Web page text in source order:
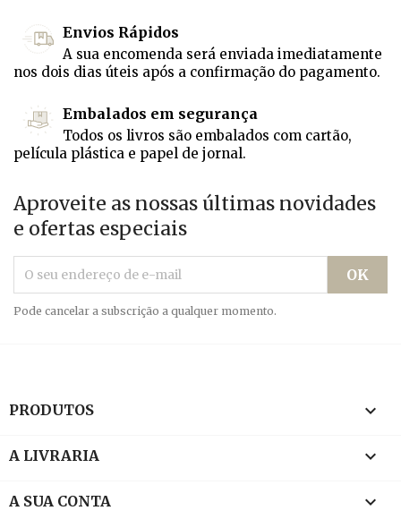
Envios Rápidos
A sua encomenda será enviada imediatamente
nos dois dias úteis após a confirmação do pagamento.
Embalados em segurança
Todos os livros são embalados com cartão,
película plástica e papel de jornal.
Aproveite as nossas últimas novidades
e ofertas especiais
Pode cancelar a subscrição a qualquer momento.
PRODUTOS 
A LIVRARIA 
A SUA CONTA 